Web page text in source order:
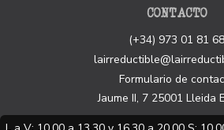
CONTACTO
(+34) 973 01 81 68
Formulario de
Jaume II, 7 25001 Lleida